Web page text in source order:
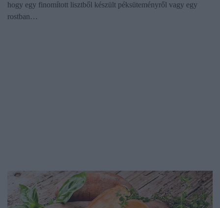
hogy egy finomított lisztből készült péksüteményről vagy egy
rostban…